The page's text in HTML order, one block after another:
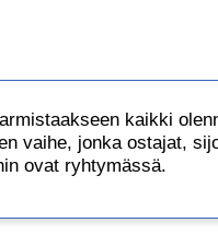
kaikki
vaihe, jonka ostajat,
ovat ryhtymässä.